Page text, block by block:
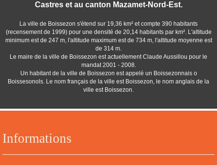
Informations
Castres et au canton Mazamet-Nord-Est.
La ville de Boissezon s'étend sur 19,36 km² et compte 390 habitants
(recensement de 1999) pour une densité de 20,14 habitants par km². L'altitude
minimum est de 247 m, l'altitude maximum est de 734 m, l'altitude moyenne est
de 314 m.
Le maire de la ville de Boissezon est actuellement Claude Aussillou pour le
mandat 2001 - 2008.
Un habitant de la ville de Boissezon est appelé un Boissezonnais o
Boissesonols. Le nom français de la ville est Boissezon, le nom anglais de la
ville est Boissezon.